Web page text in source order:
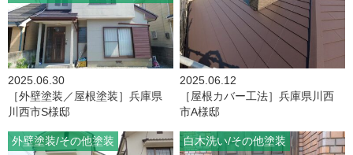
2025.06.30
［外壁塗装／屋根塗装］兵庫県
川西市S様邸
2025.06.12
［屋根カバー工法］兵庫県川西
市A様邸
外壁塗装 その他塗装 白木洗い その他塗装